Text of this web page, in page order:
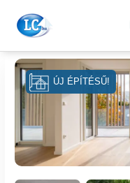
ÚJ ÉPÍTÉSŰ!